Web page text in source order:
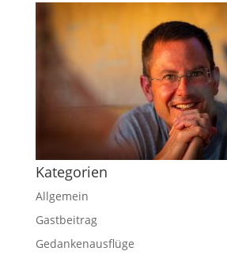
Kategorien
Allgemein
Gastbeitrag
Gedankenausflüge